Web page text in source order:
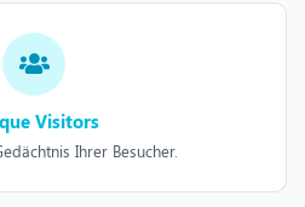
Visitors
Ihrer Besucher.